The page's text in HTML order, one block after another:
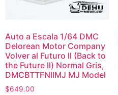
Auto a Escala 1/64 DMC
Delorean Motor Company
Volver al Futuro ll (Back to
the Future ll) Normal Gris,
DMCBTTFNllMJ MJ Model
$649.00